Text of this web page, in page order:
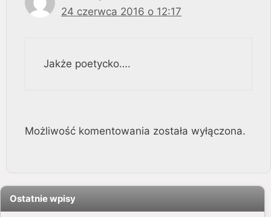
24 czerwca 2016 o 12:17
Jakże poetycko….
Możliwość komentowania została wyłączona.
Ostatnie wpisy